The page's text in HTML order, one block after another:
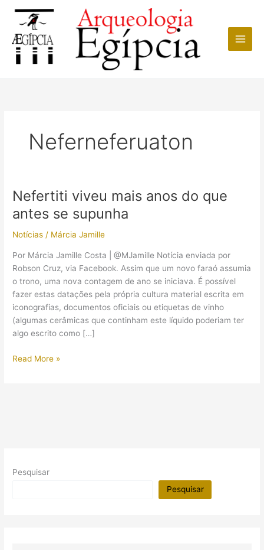
conteúdo
Neferneferuaton
Nefertiti viveu mais anos do que
antes se supunha
Notícias / Márcia Jamille
Por Márcia Jamille Costa | @MJamille Notícia enviada por
Robson Cruz, via Facebook. Assim que um novo faraó assumia
o trono, uma nova contagem de ano se iniciava. É possível
fazer estas datações pela própria cultura material escrita em
iconografias, documentos oficiais ou etiquetas de vinho
(algumas cerâmicas que continham este líquido poderiam ter
algo escrito como […]
Nefertiti
Read More »
Pesquisar
Pesquisar